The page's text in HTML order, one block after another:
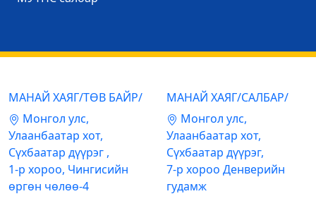
МАНАЙ ХАЯГ/ТӨВ БАЙР/
Mонгол улс,
Улаанбаатар хот,
Сүхбаатар дүүрэг ,
1-р хороо, Чингисийн
өргөн чөлөө-4
МАНАЙ ХАЯГ/САЛБАР/
Mонгол улс,
Улаанбаатар хот,
Сүхбаатар дүүрэг,
7-р хороо Денверийн
гудамж